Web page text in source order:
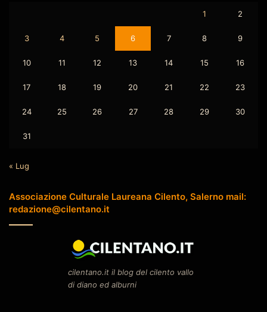
1 2
3 4 5 6 7 8 9
10 11 12 13 14 15 16
17 18 19 20 21 22 23
24 25 26 27 28 29 30
31
« Lug
Associazione Culturale Laureana Cilento, Salerno mail:
redazione@cilentano.it
cilentano.it il blog del cilento vallo
di diano ed alburni